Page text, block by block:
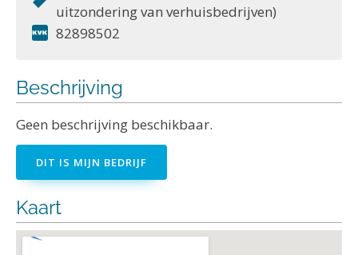
uitzondering van verhuisbedrijven)
82898502
Beschrijving
Geen beschrijving beschikbaar.
DIT IS MIJN BEDRIJF
Kaart